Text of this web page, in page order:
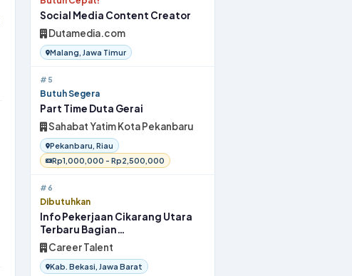
Social Media Content Creator
Dutamedia.com
Malang, Jawa Timur
#5
Butuh Segera
Part Time Duta Gerai
Sahabat Yatim Kota Pekanbaru
Pekanbaru, Riau
Rp1,000,000 - Rp2,500,000
#6
Dibutuhkan
Info Pekerjaan Cikarang Utara
Terbaru Bagian
OperatorProduksi 2026
Career Talent
Kab. Bekasi, Jawa Barat